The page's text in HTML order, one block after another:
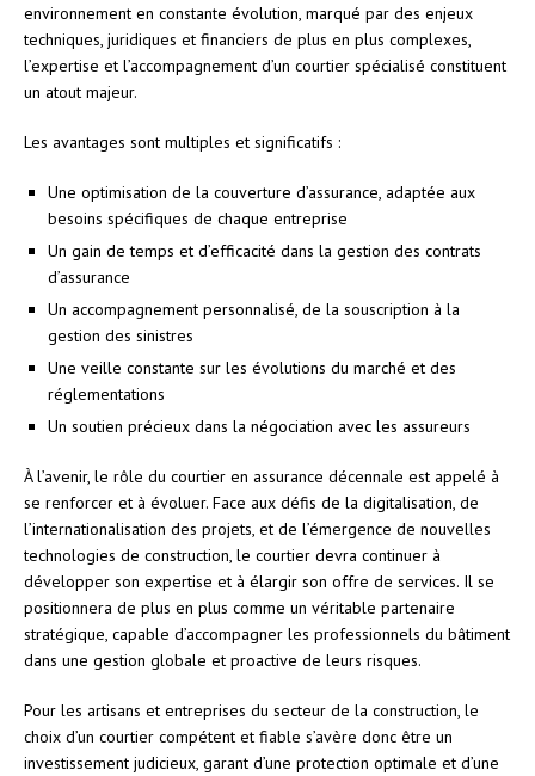
environnement en constante évolution, marqué par des enjeux
techniques, juridiques et financiers de plus en plus complexes,
l’expertise et l’accompagnement d’un courtier spécialisé constituent
un atout majeur.
Les avantages sont multiples et significatifs :
Une optimisation de la couverture d’assurance, adaptée aux
besoins spécifiques de chaque entreprise
Un gain de temps et d’efficacité dans la gestion des contrats
d’assurance
Un accompagnement personnalisé, de la souscription à la
gestion des sinistres
Une veille constante sur les évolutions du marché et des
réglementations
Un soutien précieux dans la négociation avec les assureurs
À l’avenir, le rôle du courtier en assurance décennale est appelé à
se renforcer et à évoluer. Face aux défis de la digitalisation, de
l’internationalisation des projets, et de l’émergence de nouvelles
technologies de construction, le courtier devra continuer à
développer son expertise et à élargir son offre de services. Il se
positionnera de plus en plus comme un véritable partenaire
stratégique, capable d’accompagner les professionnels du bâtiment
dans une gestion globale et proactive de leurs risques.
Pour les artisans et entreprises du secteur de la construction, le
choix d’un courtier compétent et fiable s’avère donc être un
investissement judicieux, garant d’une protection optimale et d’une